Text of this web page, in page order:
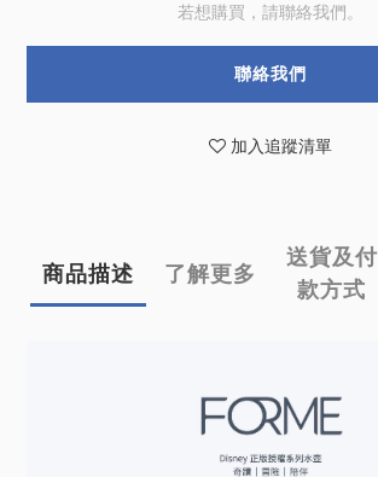
若想購買，請聯絡我們。
聯絡我們
加入追蹤清單
商品描述 了解更多
送貨及付
款方式